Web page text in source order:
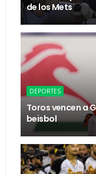
de los Mets
DEPORTES
Toros vencen a
beisbol